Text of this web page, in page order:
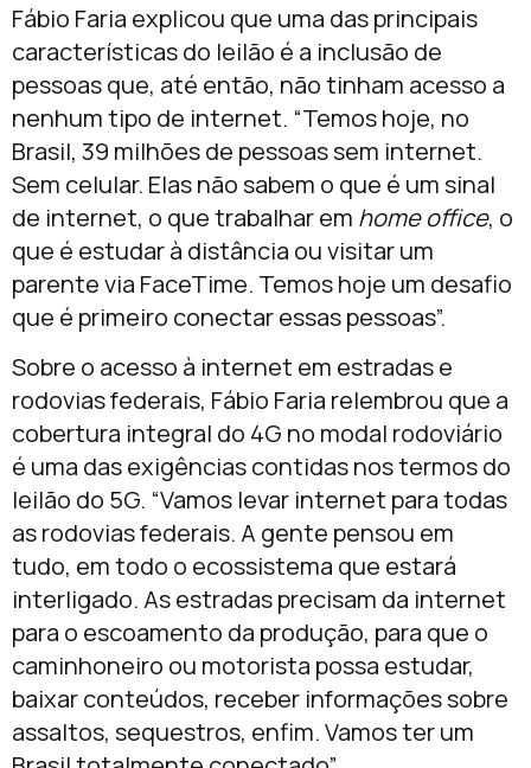
Fábio Faria explicou que uma das principais
características do leilão é a inclusão de
pessoas que, até então, não tinham acesso a
nenhum tipo de internet. “Temos hoje, no
Brasil, 39 milhões de pessoas sem internet.
Sem celular. Elas não sabem o que é um sinal
de internet, o que trabalhar em home office, o
que é estudar à distância ou visitar um
parente via FaceTime. Temos hoje um desafio
que é primeiro conectar essas pessoas”.
Sobre o acesso à internet em estradas e
rodovias federais, Fábio Faria relembrou que a
cobertura integral do 4G no modal rodoviário
é uma das exigências contidas nos termos do
leilão do 5G. “Vamos levar internet para todas
as rodovias federais. A gente pensou em
tudo, em todo o ecossistema que estará
interligado. As estradas precisam da internet
para o escoamento da produção, para que o
caminhoneiro ou motorista possa estudar,
baixar conteúdos, receber informações sobre
assaltos, sequestros, enfim. Vamos ter um